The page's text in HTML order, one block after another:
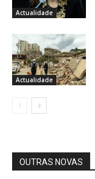
Actualidade
Actualidade
OUTRAS NOVAS